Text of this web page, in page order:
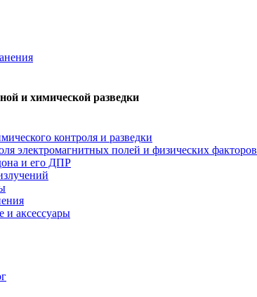
и химической разведки
контроля и разведки
электромагнитных полей и физических факторов
и его ДПР
аксессуары